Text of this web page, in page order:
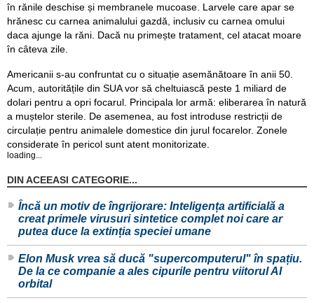
în rănile deschise și membranele mucoase. Larvele care apar se
hrănesc cu carnea animalului gazdă, inclusiv cu carnea omului
daca ajunge la răni. Dacă nu primește tratament, cel atacat moare
în câteva zile.
Americanii s-au confruntat cu o situație asemănătoare în anii 50.
Acum, autoritățile din SUA vor să cheltuiască peste 1 miliard de
dolari pentru a opri focarul. Principala lor armă: eliberarea în natură
a muștelor sterile. De asemenea, au fost introduse restricții de
circulație pentru animalele domestice din jurul focarelor. Zonele
considerate în pericol sunt atent monitorizate.
loading...
DIN ACEEASI CATEGORIE...
Încă un motiv de îngrijorare: Inteligența artificială a
creat primele virusuri sintetice complet noi care ar
putea duce la extinția speciei umane
Elon Musk vrea să ducă "supercomputerul" în spațiu.
De la ce companie a ales cipurile pentru viitorul AI
orbital